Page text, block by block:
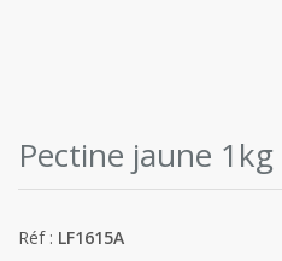
Pectine jaune 1kg
Réf : LF1615A